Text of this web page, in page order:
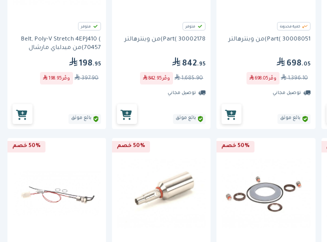
كمية محدودة
Part( 30008051)من وينترهالتر
698.05
1,396.10 وفّر698.05
توصيل مجاني
بائع موثق
متوفر
Part( 30002178)من وينترهالتر
842.95
1,685.90 وفّر842.95
توصيل مجاني
بائع موثق
متوفر
Belt, Poly-V Stretch 4EPJ410 (
70457)من ميدلباي مارشال
198.95
397.90 وفّر198.95
بائع موثق
50% خصم 50% خصم 50% خصم